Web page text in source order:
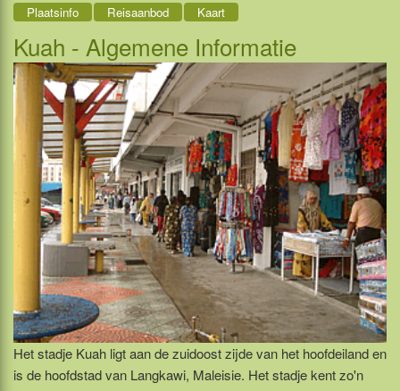
Plaatsinfo Reisaanbod Kaart
Kuah - Algemene Informatie
Het stadje Kuah ligt aan de zuidoost zijde van het hoofdeiland en
is de hoofdstad van Langkawi, Maleisie. Het stadje kent zo'n